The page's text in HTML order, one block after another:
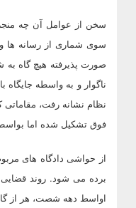
سخن از عوامل آن چه
سوی شماری از رسانه ها
صورت پذیرفته هیچ گاه به
ناگوار و به واسطه
نظام نشانه رفت،
فوق تشکیل شده اما
از حواشی دادگاه های
برده می شود. روند قضایی
اواسط دهه شصت، هر از